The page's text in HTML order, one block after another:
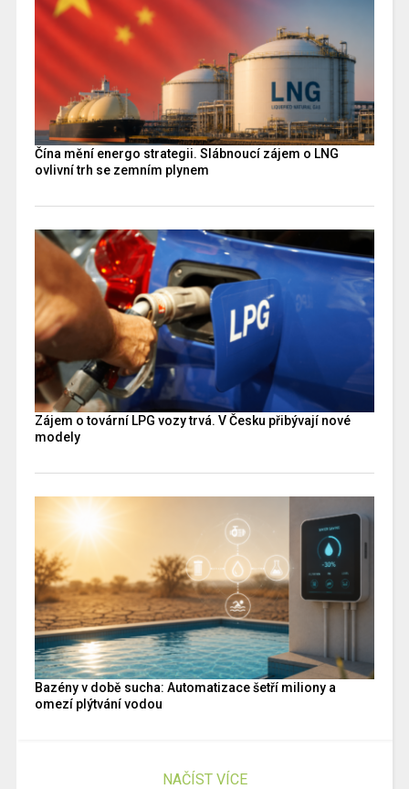
Čína mění energo strategii. Slábnoucí zájem o LNG
ovlivní trh se zemním plynem
Zájem o tovární LPG vozy trvá. V Česku přibývají nové
modely
Bazény v době sucha: Automatizace šetří miliony a
omezí plýtvání vodou
NAČÍST VÍCE